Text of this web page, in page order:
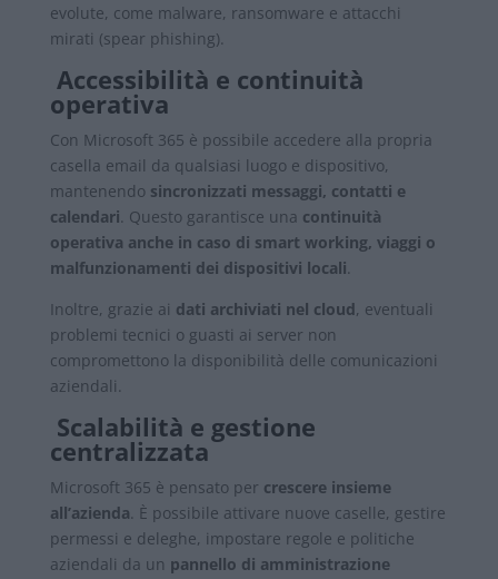
evolute, come malware, ransomware e attacchi
mirati (spear phishing).
Accessibilità e continuità
operativa
Con Microsoft 365 è possibile accedere alla propria
casella email da qualsiasi luogo e dispositivo,
mantenendo sincronizzati messaggi, contatti e
calendari . Questo garantisce una continuità
operativa anche in caso di smart working, viaggi o
malfunzionamenti dei dispositivi locali
Inoltre, grazie ai dati archiviati nel cloud, eventuali
problemi tecnici o guasti ai server non
compromettono la disponibilità delle comunicazioni
aziendali.
Scalabilità e gestione
centralizzata
Microsoft 365 è pensato per crescere insieme
all’azienda . È possibile attivare nuove caselle, gestire
permessi e deleghe, impostare regole e politiche
aziendali da un pannello di amministrazione